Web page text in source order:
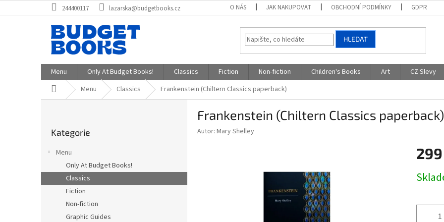
na
244400117 lazarska@budgetbooks.cz O NÁS JAK NAKUPOVAT OBCHODNÍ PODMÍNKY GDPR
HLEDAT
Menu Only At Budget Books! Classics Fiction Non-fiction Children's Books Art CZ Slevy
Domů Menu Classics Frankenstein (Chiltern Classics paperback)
n
kategorie
Kategorie
Menu
Only At Budget Books!
Classics
Fiction
Non-fiction
Graphic Guides
Frankenstein (Chiltern Classics paperback)
Autor: Mary Shelley
cena: